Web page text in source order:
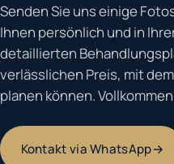
Senden Sie uns einige
Ihnen persönlich und in
detaillierten
verlässlichen Preis, mit
planen können.
Kontakt via WhatsApp→